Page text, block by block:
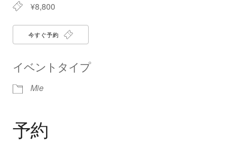
¥8,800
今すぐ予約
イベントタイプ
Mie
予約